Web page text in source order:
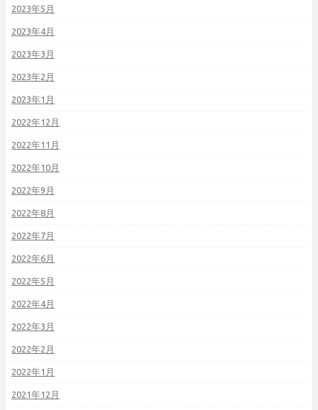
2023年5月
2023年4月
2023年3月
2023年2月
2023年1月
2022年12月
2022年11月
2022年10月
2022年9月
2022年8月
2022年7月
2022年6月
2022年5月
2022年4月
2022年3月
2022年2月
2022年1月
2021年12月